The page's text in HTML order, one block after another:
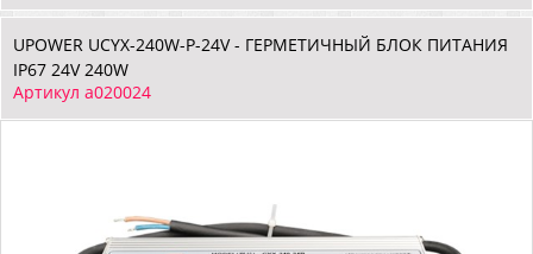
UPOWER UCYX-240W-P-24V - ГЕРМЕТИЧНЫЙ БЛОК ПИТАНИЯ
IP67 24V 240W
Артикул a020024